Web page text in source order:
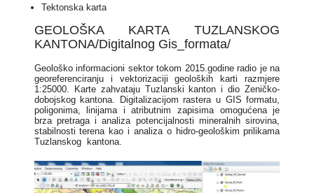
Tektonska karta
GEOLOŠKA KARTA TUZLANSKOG
KANTONA/Digitalnog Gis_formata/
Geološko informacioni sektor tokom 2015.godine radio je na
georeferenciranju i vektorizaciji geoloških karti razmjere
1:25000. Karte zahvataju Tuzlanski kanton i dio Zeničko-
dobojskog kantona. Digitalizacijom rastera u GIS formatu,
poligonima, linijama i atributnim zapisima omogućena je
brza pretraga i analiza potencijalnosti mineralnih sirovina,
stabilnosti terena kao i analiza o hidro-geološkim prilikama
Tuzlanskog kantona.